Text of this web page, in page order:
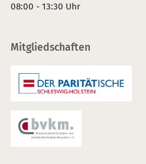
08:00 - 13:30 Uhr
Mitgliedschaften